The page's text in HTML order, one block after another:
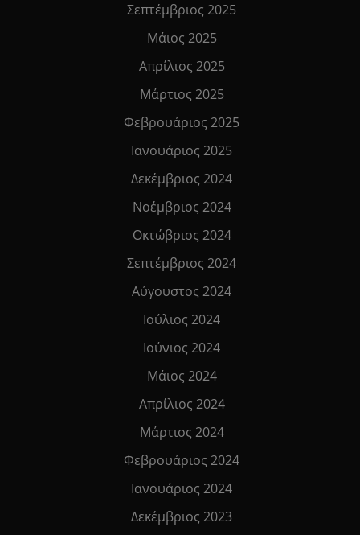
Σεπτέμβριος 2025
Μάιος 2025
Απρίλιος 2025
Μάρτιος 2025
Φεβρουάριος 2025
Ιανουάριος 2025
Δεκέμβριος 2024
Νοέμβριος 2024
Οκτώβριος 2024
Σεπτέμβριος 2024
Αύγουστος 2024
Ιούλιος 2024
Ιούνιος 2024
Μάιος 2024
Απρίλιος 2024
Μάρτιος 2024
Φεβρουάριος 2024
Ιανουάριος 2024
Δεκέμβριος 2023